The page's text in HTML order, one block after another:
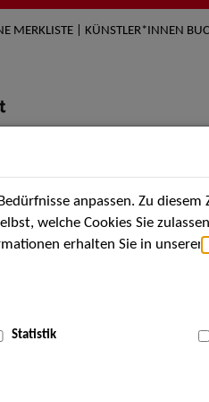
MERKLISTE | KÜNSTLER*INNEN
Über uns Aktuelles
anpassen. Zu diesem
welche Cookies Sie
erhalten Sie in unserer
Statistik